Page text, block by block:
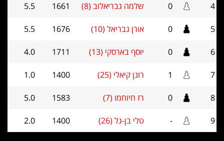
4
0 שלמה גבריאלוב (8) 1661
5.5
5
0 אורן גבריאל (10) 1676
5.5
6
0 יוסף בארסקי (13) 1711
4.0
7
1 רונן קיאלי (25) 1400
1.0
8
0 רז חיוחמו (7) 1583
5.0
9
- טלי בן-גל (26) 1400
2.0